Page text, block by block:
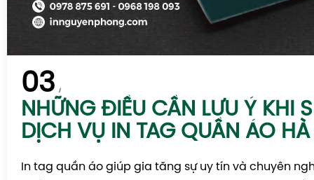
03
NHỮNG ĐIỀU CẦN LƯU Ý KHI
DỊCH VỤ IN TAG QUẦN ÁO
In tag quần áo giúp gia tăng sự uy tín và chuyên